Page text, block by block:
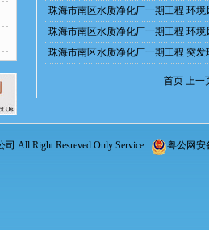
·珠海市南区水质净化厂一期工程 环
·珠海市南区水质净化厂一期工程 环
·珠海市南区水质净化厂一期工程 突
首页 上一
All Right Resreved Only Service 粤公网安